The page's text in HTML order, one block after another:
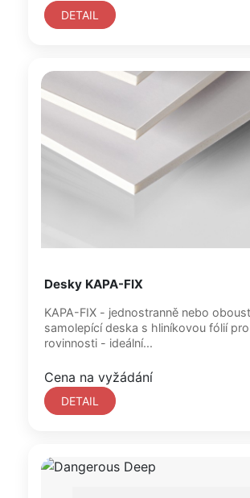
DETAIL
Desky KAPA-FIX
KAPA-FIX - jednostranně nebo oboustranně
samolepící deska s hliníkovou fólií
rovinnosti - ideální...
Cena na vyžádání
DETAIL